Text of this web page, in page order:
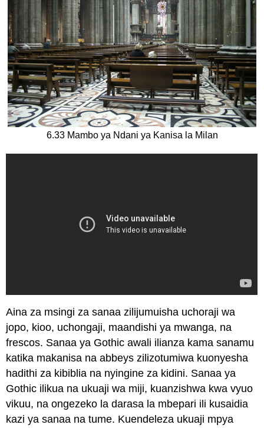
6.33 Mambo ya Ndani ya Kanisa la Milan
Aina za msingi za sanaa zilijumuisha uchoraji wa
jopo, kioo, uchongaji, maandishi ya mwanga, na
frescos. Sanaa ya Gothic awali ilianza kama sanamu
katika makanisa na abbeys zilizotumiwa kuonyesha
hadithi za kibiblia na nyingine za kidini. Sanaa ya
Gothic ilikua na ukuaji wa miji, kuanzishwa kwa vyuo
vikuu, na ongezeko la darasa la mbepari ili kusaidia
kazi ya sanaa na tume. Kuendeleza ukuaji mpya